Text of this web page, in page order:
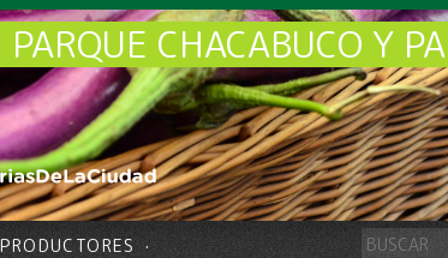
PARQUE CHACABUCO Y
PRODUCTORES